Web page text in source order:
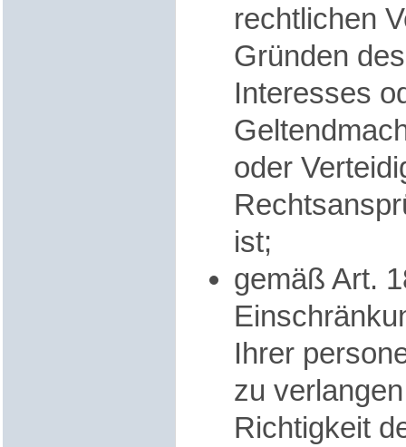
rechtlichen
Gründen
Interesses
oder
ist;
gemäß Art.
Ihrer
zu
Richtigkeit